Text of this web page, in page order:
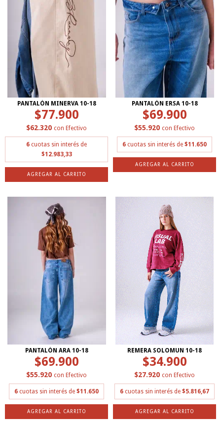
PANTALÓN MINERVA 10-18
$77.900
$62.320 con Efectivo
6 cuotas sin interés de
$12.983,33
AGREGAR AL CARRITO
PANTALÓN ERSA 10-18
$69.900
$55.920 con Efectivo
6 cuotas sin interés de $11.650
AGREGAR AL CARRITO
PANTALÓN ARA 10-18
$69.900
$55.920 con Efectivo
6 cuotas sin interés de $11.650
AGREGAR AL CARRITO
REMERA SOLOMUN 10-18
$34.900
$27.920 con Efectivo
6 cuotas sin interés de $5.816,67
AGREGAR AL CARRITO